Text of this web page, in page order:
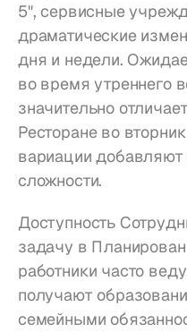
5", сервисные
драматические
дня и недели.
во время утреннего
значительно
Ресторане во
вариации
сложности.
Доступность
задачу в
работники часто
получают
семейными